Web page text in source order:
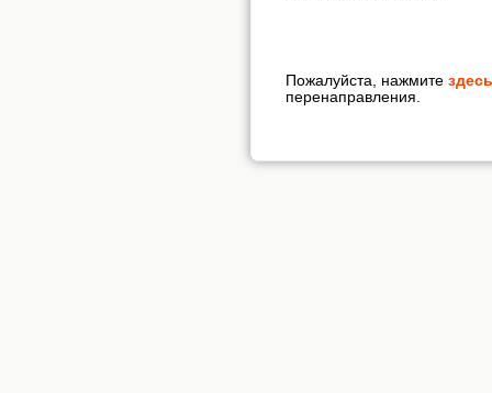
Пожалуйста, нажмите здесь
перенаправления.